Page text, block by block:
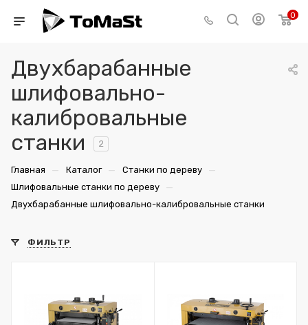
0
Двухбарабанные
шлифовально-
калибровальные
станки
2
Главная — Каталог — Станки по дереву —
Шлифовальные станки по дереву —
Двухбарабанные шлифовально-калибровальные станки
ФИЛЬТР